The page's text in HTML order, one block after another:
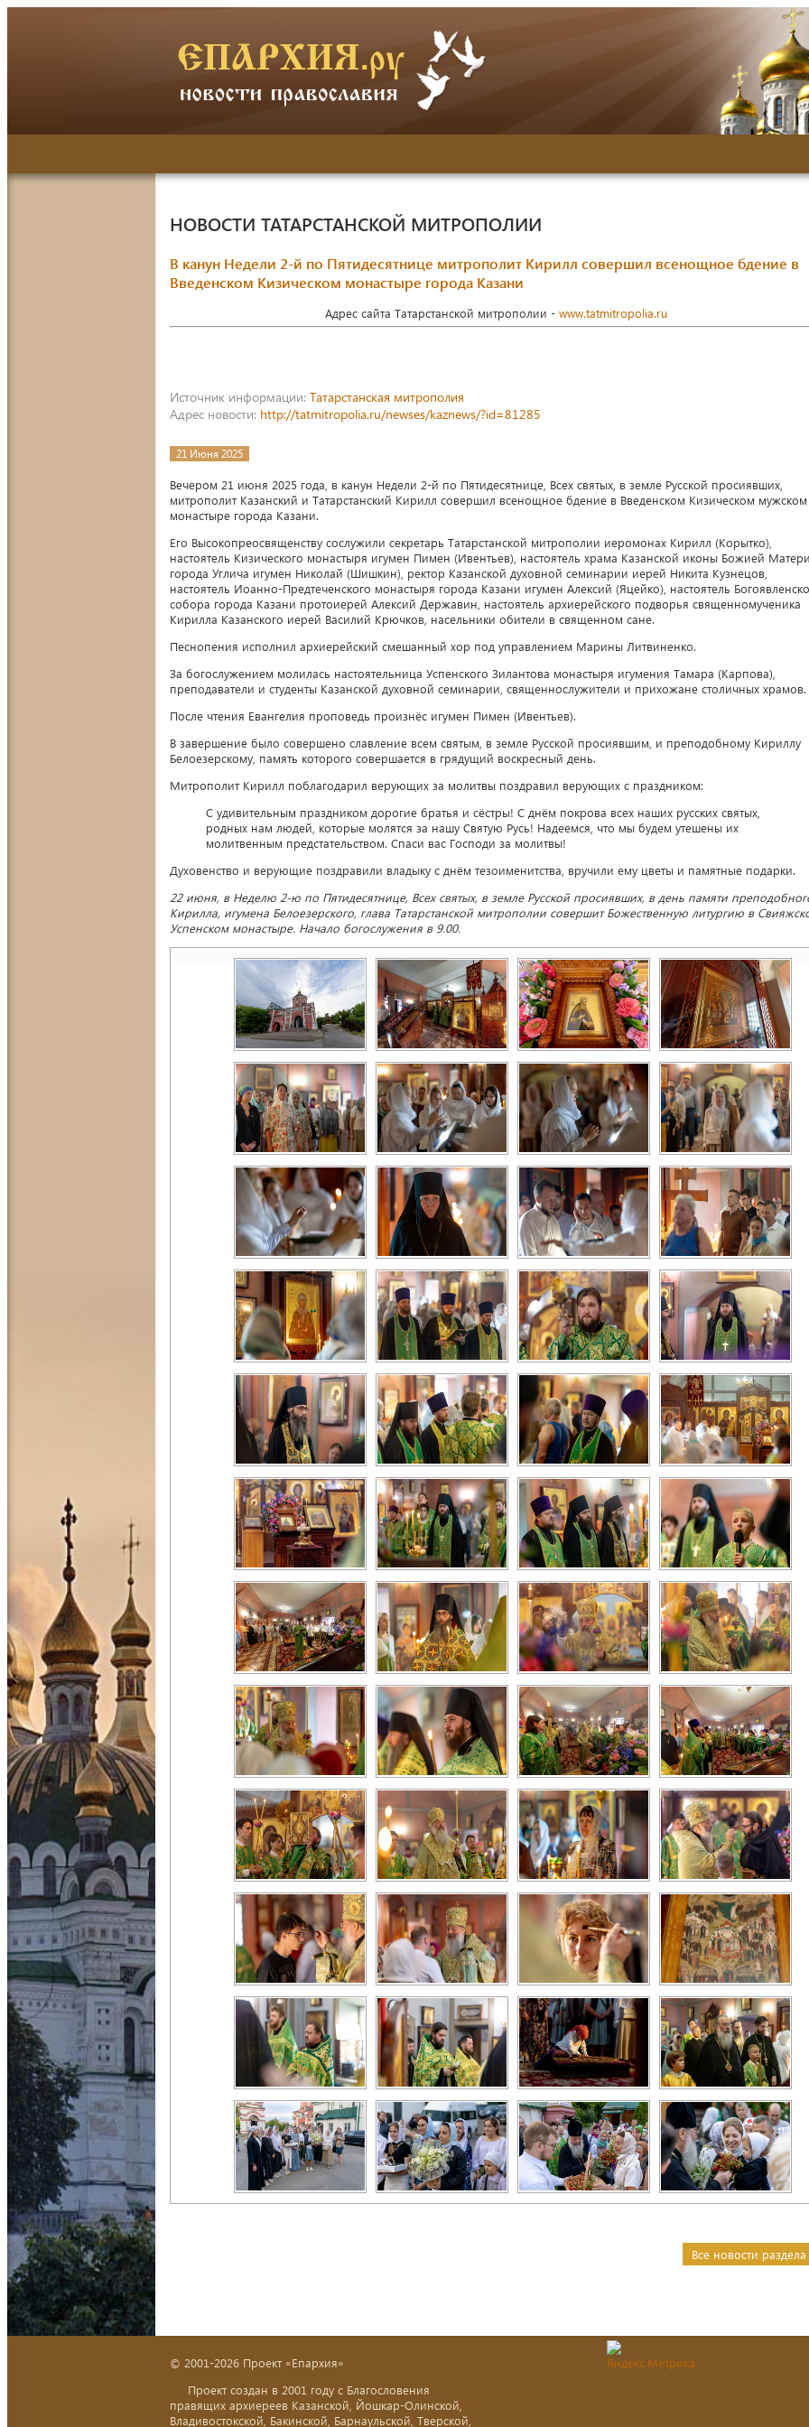
НОВОСТИ ТАТАРСТАНСКОЙ МИТРОПОЛИИ
В канун Недели 2-й по Пятидесятнице митрополит Кирилл совершил всенощное бдение в
Введенском Кизическом монастыре города Казани
Адрес сайта Татарстанской митрополии - www.tatmitropolia.ru
Источник информации: Татарстанская митрополия
Адрес новости: http://tatmitropolia.ru/newses/kaznews/?id=81285
21 Июня 2025
Вечером 21 июня 2025 года, в канун Недели 2-й по Пятидесятнице, Всех святых, в земле Русской просиявших,
митрополит Казанский и Татарстанский Кирилл совершил всенощное бдение в Введенском Кизическом мужском
монастыре города Казани.
Его Высокопреосвященству сослужили секретарь Татарстанской митрополии иеромонах Кирилл (Корытко),
настоятель Кизического монастыря игумен Пимен (Ивентьев), настоятель храма Казанской иконы Божией
города Углича игумен Николай (Шишкин), ректор Казанской духовной семинарии иерей Никита Кузнецов,
настоятель Иоанно-Предтеченского монастыря города Казани игумен Алексий (Яцейко), настоятель
собора города Казани протоиерей Алексий Державин, настоятель архиерейского подворья священномученика
Кирилла Казанского иерей Василий Крючков, насельники обители в священном сане.
Песнопения исполнил архиерейский смешанный хор под управлением Марины Литвиненко.
За богослужением молилась настоятельница Успенского Зилантова монастыря игумения Тамара (Карпова),
преподаватели и студенты Казанской духовной семинарии, священнослужители и прихожане столичных храмов.
После чтения Евангелия проповедь произнёс игумен Пимен (Ивентьев).
В завершение было совершено славление всем святым, в земле Русской просиявшим, и преподобному Кириллу
Белоезерскому, память которого совершается в грядущий воскресный день.
Митрополит Кирилл поблагодарил верующих за молитвы поздравил верующих с праздником:
С удивительным праздником дорогие братья и сёстры! С днём покрова всех наших русских святых,
родных нам людей, которые молятся за нашу Святую Русь! Надеемся, что мы будем утешены их
молитвенным предстательством. Спаси вас Господи за молитвы!
Духовенство и верующие поздравили владыку с днём тезоименитства, вручили ему цветы и памятные подарки.
22 июня, в Неделю 2-ю по Пятидесятнице, Всех святых, в земле Русской просиявших, в день памяти
Кирилла, игумена Белоезерского, глава Татарстанской митрополии совершит Божественную литургию в
Успенском монастыре. Начало богослужения в 9.00.
Все новости
© 2001-2026 Проект «Епархия»
Проект создан в 2001 году с Благословения
правящих архиереев Казанской, Йошкар-Олинской,
Владивостокской, Бакинской, Барнаульской, Тверской,